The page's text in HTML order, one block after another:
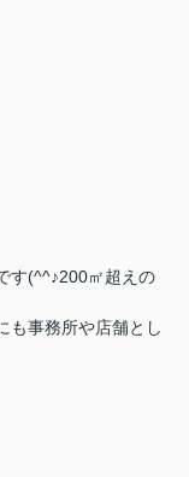
す(^^♪200㎡超えの
も事務所や店舗とし